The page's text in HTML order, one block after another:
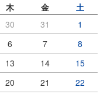
木 金
土
30 31
1
6 7
8
13 14
15
20 21
22